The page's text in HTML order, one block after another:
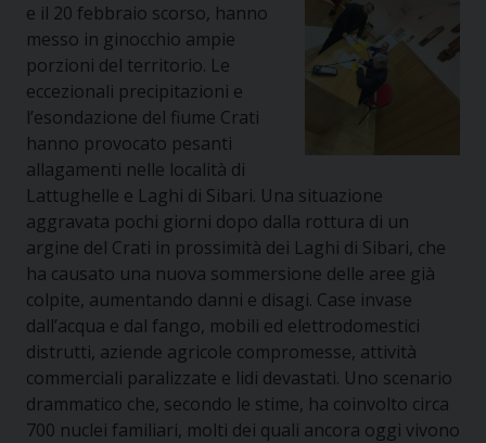
e il 20 febbraio scorso, hanno
messo in ginocchio ampie
porzioni del territorio. Le
eccezionali precipitazioni e
l’esondazione del fiume Crati
hanno provocato pesanti
allagamenti nelle località di
Lattughelle e Laghi di Sibari. Una situazione
aggravata pochi giorni dopo dalla rottura di un
argine del Crati in prossimità dei Laghi di Sibari, che
ha causato una nuova sommersione delle aree già
colpite, aumentando danni e disagi. Case invase
dall’acqua e dal fango, mobili ed elettrodomestici
distrutti, aziende agricole compromesse, attività
commerciali paralizzate e lidi devastati. Uno scenario
drammatico che, secondo le stime, ha coinvolto circa
700 nuclei familiari, molti dei quali ancora oggi vivono